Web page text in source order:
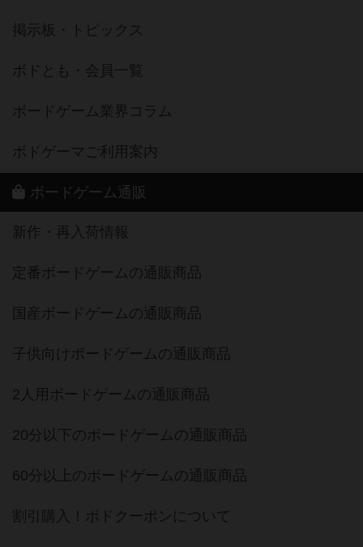
掲示板・トピックス
ボドとも・会員一覧
ボードゲーム業界コラム
ボドゲーマご利用案内
ボードゲーム通販
新作・再入荷情報
定番ボードゲームの通販商品
国産ボードゲームの通販商品
子供向けボードゲームの通販商品
2人用ボードゲームの通販商品
20分以下のボードゲームの通販商品
60分以上のボードゲームの通販商品
割引購入！ボドクーポンについて